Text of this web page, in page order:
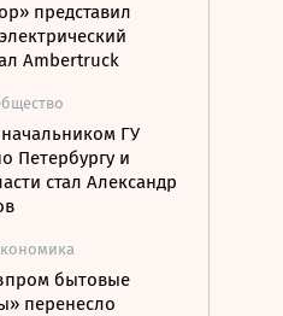
представил
Ambertruck
ГУ
Петербургу и
стал Александр
бытовые
перенесло